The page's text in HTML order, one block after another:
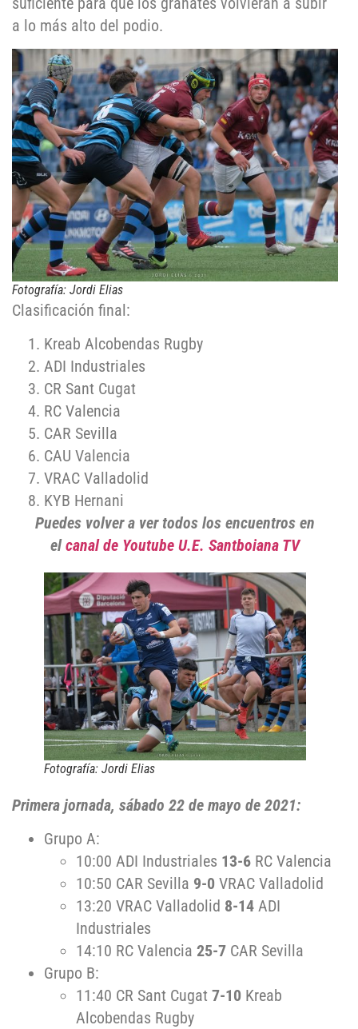
a lo más alto del podio.
Fotografía: Jordi Elias
Clasificación final:
Kreab Alcobendas Rugby
ADI Industriales
CR Sant Cugat
RC Valencia
CAR Sevilla
CAU Valencia
VRAC Valladolid
KYB Hernani
Puedes volver a ver todos los encuentros en
elcanal de Youtube U.E. Santboiana TV
Fotografía: Jordi Elias
Primera jornada, sábado 22 de mayo de 2021:
Grupo A:
10:00 ADI Industriales 13-6 RC Valencia
10:50 CAR Sevilla 9-0 VRAC Valladolid
13:20 VRAC Valladolid 8-14 ADI
Industriales
14:10 RC Valencia 25-7 CAR Sevilla
Grupo B:
11:40 CR Sant Cugat 7-10 Kreab
Alcobendas Rugby